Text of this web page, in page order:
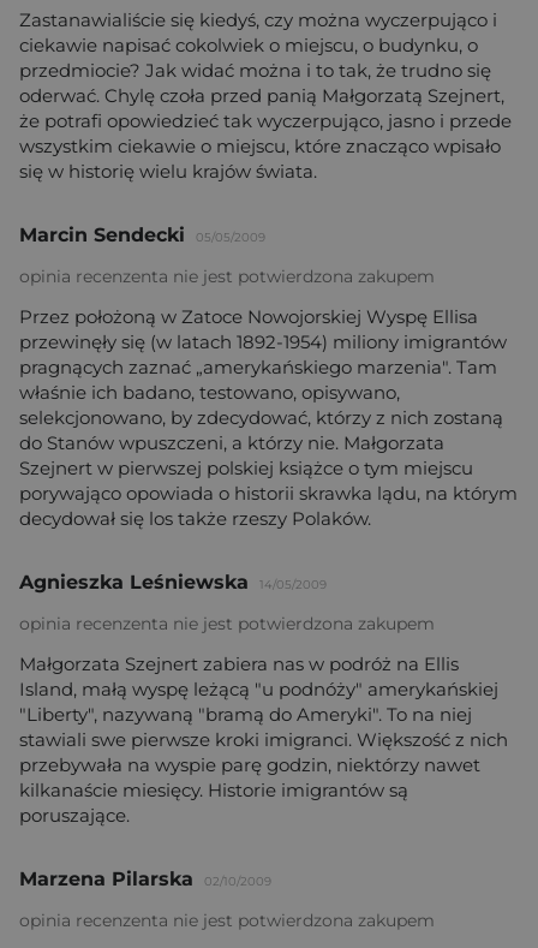
Zastanawialiście się kiedyś, czy można wyczerpująco i
ciekawie napisać cokolwiek o miejscu, o budynku, o
przedmiocie? Jak widać można i to tak, że trudno się
oderwać. Chylę czoła przed panią Małgorzatą Szejnert,
że potrafi opowiedzieć tak wyczerpująco, jasno i przede
wszystkim ciekawie o miejscu, które znacząco wpisało
się w historię wielu krajów świata.
Marcin Sendecki 05/05/2009
opinia recenzenta nie jest potwierdzona zakupem
Przez położoną w Zatoce Nowojorskiej Wyspę Ellisa
przewinęły się (w latach 1892-1954) miliony imigrantów
pragnących zaznać „amerykańskiego marzenia". Tam
właśnie ich badano, testowano, opisywano,
selekcjonowano, by zdecydować, którzy z nich zostaną
do Stanów wpuszczeni, a którzy nie. Małgorzata
Szejnert w pierwszej polskiej książce o tym miejscu
porywająco opowiada o historii skrawka lądu, na którym
decydował się los także rzeszy Polaków.
Agnieszka Leśniewska 14/05/2009
opinia recenzenta nie jest potwierdzona zakupem
Małgorzata Szejnert zabiera nas w podróż na Ellis
Island, małą wyspę leżącą "u podnóży" amerykańskiej
"Liberty", nazywaną "bramą do Ameryki". To na niej
stawiali swe pierwsze kroki imigranci. Większość z nich
przebywała na wyspie parę godzin, niektórzy nawet
kilkanaście miesięcy. Historie imigrantów są
poruszające.
Marzena Pilarska 02/10/2009
opinia recenzenta nie jest potwierdzona zakupem